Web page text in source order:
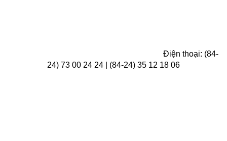
Điện thoại: (84-
24) 73 00 24 24 | (84-24) 35 12 18 06